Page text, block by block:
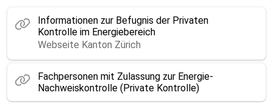
Informationen zur Befugnis der Privaten
Kontrolle im Energiebereich
Webseite Kanton Zürich
Fachpersonen mit Zulassung zur Energie-
Nachweiskontrolle (Private Kontrolle)